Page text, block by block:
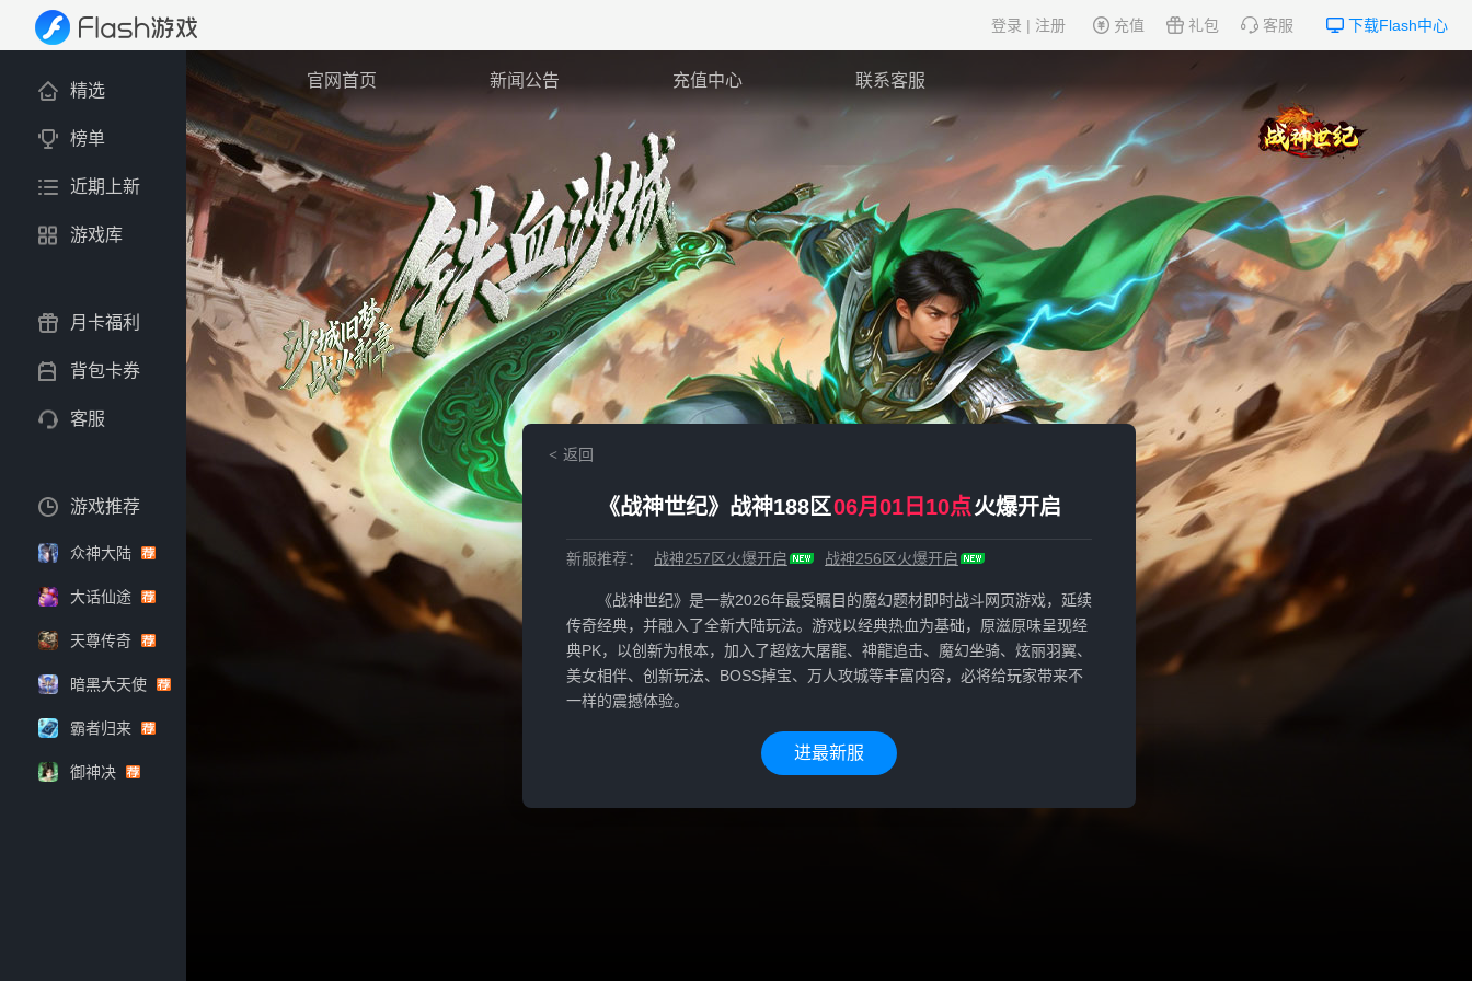
下载Flash中心
客服
礼包
充值
登录 | 注册
官网首页 新闻公告 充值中心 联系客服
返回
《战神世纪》战神188区06月01日10点火爆开启
新服推荐： 战神257区火爆开启 战神256区火爆开启
《战神世纪》是一款2026年最受瞩目的魔幻题材即时战斗网页游戏，延续
传奇经典，并融入了全新大陆玩法。游戏以经典热血为基础，原滋原味呈现经
典PK，以创新为根本，加入了超炫大屠龍、神龍追击、魔幻坐骑、炫丽羽翼、
美女相伴、创新玩法、BOSS掉宝、万人攻城等丰富内容，必将给玩家带来不
一样的震撼体验。
进最新服
精选
榜单
近期上新
游戏库
月卡福利
背包卡券
客服
游戏推荐
众神大陆
大话仙途
天尊传奇
暗黑大天使
霸者归来
御神决